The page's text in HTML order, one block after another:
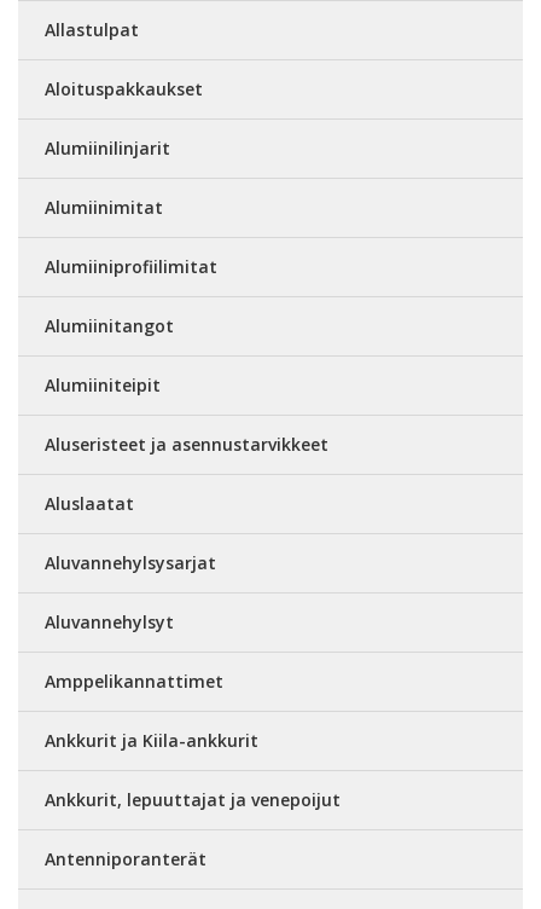
Allastulpat
Aloituspakkaukset
Alumiinilinjarit
Alumiinimitat
Alumiiniprofiilimitat
Alumiinitangot
Alumiiniteipit
Aluseristeet ja asennustarvikkeet
Aluslaatat
Aluvannehylsysarjat
Aluvannehylsyt
Amppelikannattimet
Ankkurit ja Kiila-ankkurit
Ankkurit, lepuuttajat ja venepoijut
Antenniporanterät